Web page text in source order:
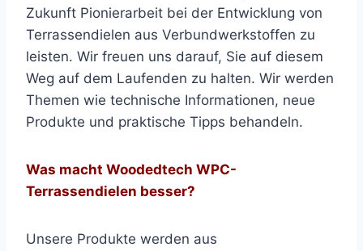
Zukunft Pionierarbeit bei der Entwicklung von
Terrassendielen aus Verbundwerkstoffen zu
leisten. Wir freuen uns darauf, Sie auf diesem
Weg auf dem Laufenden zu halten. Wir werden
Themen wie technische Informationen, neue
Produkte und praktische Tipps behandeln.
Was macht Woodedtech WPC-
Terrassendielen besser?
Unsere Produkte werden aus